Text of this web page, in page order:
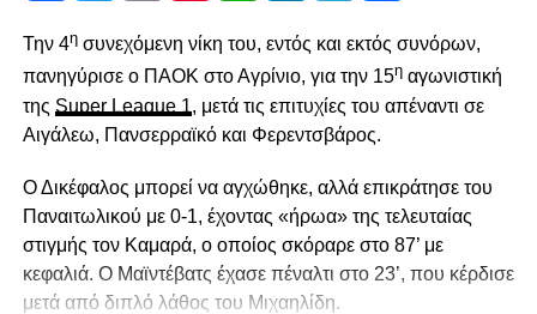
Την 4ησυνεχόμενη νίκη του, εντός και εκτός συνόρων,
πανηγύρισε ο ΠΑΟΚ στο Αγρίνιο, για την 15ηαγωνιστική
της Super League 1, μετά τις επιτυχίες του απέναντι σε
Αιγάλεω, Πανσερραϊκό και Φερεντσβάρος.
Ο Δικέφαλος μπορεί να αγχώθηκε, αλλά επικράτησε του
Παναιτωλικού με 0-1, έχοντας «ήρωα» της τελευταίας
στιγμής τον Καμαρά, ο οποίος σκόραρε στο 87’ με
κεφαλιά. Ο Μαϊντέβατς έχασε πέναλτι στο 23’, που κέρδισε
μετά από διπλό λάθος του Μιχαηλίδη.